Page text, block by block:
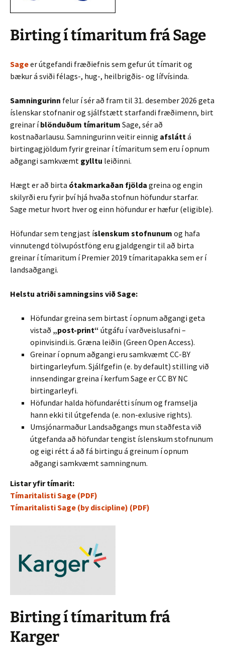
Birting í tímaritum frá Sage
Sageer útgefandi fræðiefnis sem gefur út tímarit og
bækur á sviði félags-, hug-, heilbrigðis- og lífvísinda.
Samningurinn felur í sér að fram til 31. desember 2026 geta
íslenskar stofnanir og sjálfstætt starfandi fræðimenn, birt
greinar íblönduðum tímaritum Sage, sér að
kostnaðarlausu. Samningurinn veitir einnig afsláttá
birtingagjöldum fyrir greinar í tímaritum sem eru í opnum
aðgangi samkvæmt gylltu leiðinni.
Hægt er að birta ótakmarkaðan fjölda greina og engin
skilyrði eru fyrir því hjá hvaða stofnun höfundur starfar.
Sage metur hvort hver og einn höfundur er hæfur (eligible).
Höfundar sem tengjast íslenskum stofnunum og hafa
vinnutengd tölvupóstföng eru gjaldgengir til að birta
greinar í tímaritum í Premier 2019 tímaritapakka sem er í
landsaðgangi.
Helstu atriði samningsins við Sage:
Höfundar greina sem birtast í opnum aðgangi geta
vistað „post-print“ útgáfu í varðveislusafni –
opinvisindi.is. Græna leiðin (Green Open Access).
Greinar í opnum aðgangi eru samkvæmt CC-BY
birtingarleyfum. Sjálfgefin (e. by default) stilling við
innsendingar greina í kerfum Sage er CC BY NC
birtingarleyfi.
Höfundar halda höfundarétti sínum og framselja
hann ekki til útgefenda (e. non-exlusive rights).
Umsjónarmaður Landsaðgangs mun staðfesta við
útgefanda að höfundar tengist íslenskum stofnunum
og eigi rétt á að fá birtingu á greinum í opnum
aðgangi samkvæmt samningnum.
Listar yfir tímarit:
Tímaritalisti Sage (PDF)
Tímaritalisti Sage (by discipline) (PDF)
Birting í tímaritum frá
Karger